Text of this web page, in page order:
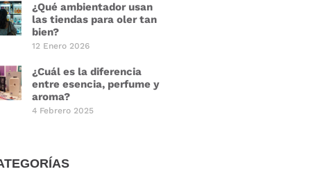
¿Qué ambientador usan
las tiendas para oler tan
bien?
12 Enero 2026
¿Cuál es la diferencia
entre esencia, perfume y
aroma?
4 Febrero 2025